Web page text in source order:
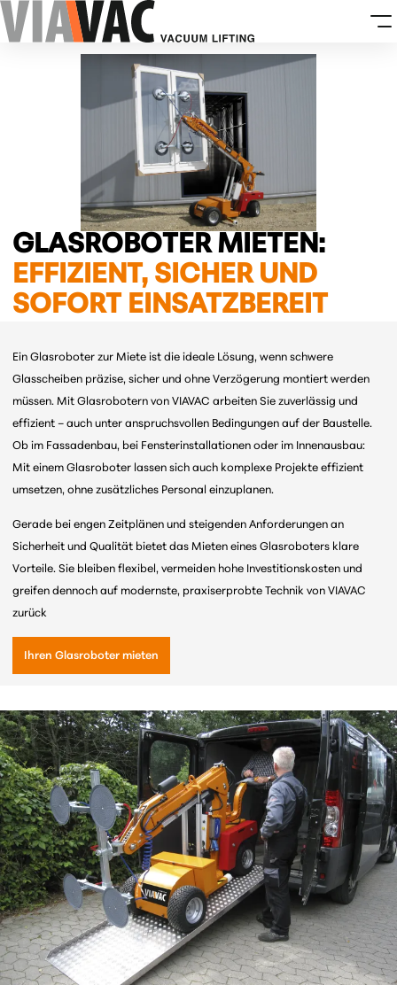
GLASROBOTER MIETEN:
EFFIZIENT, SICHER UND
SOFORT EINSATZBEREIT
Ein Glasroboter zur Miete ist die ideale Lösung, wenn schwere
Glasscheiben präzise, sicher und ohne Verzögerung montiert werden
müssen. Mit Glasrobotern von VIAVAC arbeiten Sie zuverlässig und
effizient – auch unter anspruchsvollen Bedingungen auf der Baustelle.
Ob im Fassadenbau, bei Fensterinstallationen oder im Innenausbau:
Mit einem Glasroboter lassen sich auch komplexe Projekte effizient
umsetzen, ohne zusätzliches Personal einzuplanen.
Gerade bei engen Zeitplänen und steigenden Anforderungen an
Sicherheit und Qualität bietet das Mieten eines Glasroboters klare
Vorteile. Sie bleiben flexibel, vermeiden hohe Investitionskosten und
greifen dennoch auf modernste, praxiserprobte Technik von VIAVAC
zurück
Ihren Glasroboter mieten